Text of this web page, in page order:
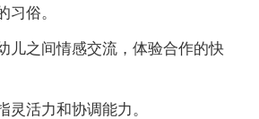
习俗。
儿之间情感交流，体验合作的快
灵活力和协调能力。